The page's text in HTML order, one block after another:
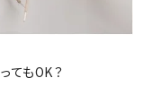
てもOK？